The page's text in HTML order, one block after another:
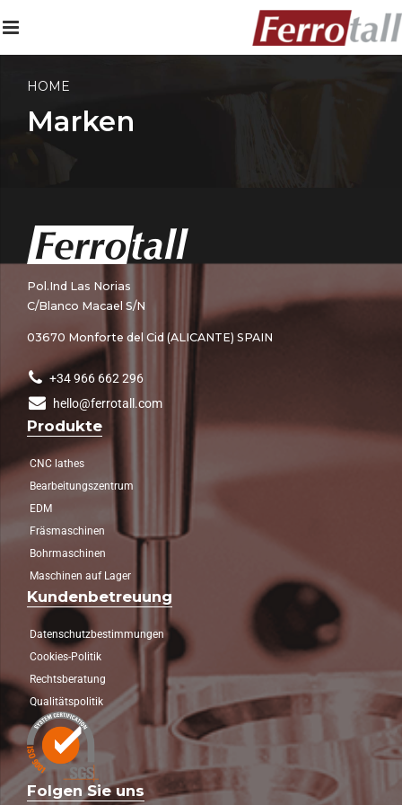
HOME
Marken
Pol.Ind Las Norias
C/Blanco Macael S/N
03670 Monforte del Cid (ALICANTE) SPAIN
+34 966 662 296
hello@ferrotall.com
Produkte
CNC lathes
Bearbeitungszentrum
EDM
Fräsmaschinen
Bohrmaschinen
Maschinen auf Lager
Kundenbetreuung
Datenschutzbestimmungen
Cookies-Politik
Rechtsberatung
Qualitätspolitik
Folgen Sie uns